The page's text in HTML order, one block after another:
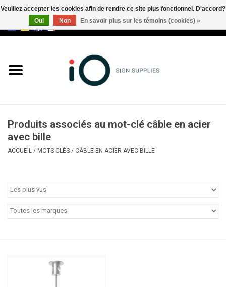
Marques
Appelez-nous au +32 3 353 67
Produits associés au mot-clé câble en acier
avec bille
ACCUEIL / MOTS-CLÉS / CÂBLE EN ACIER AVEC BILLE
Veuillez accepter les cookies afin de rendre ce site plus fonctionnel. D'accord?
Oui
Non En savoir plus sur les témoins (cookies) »